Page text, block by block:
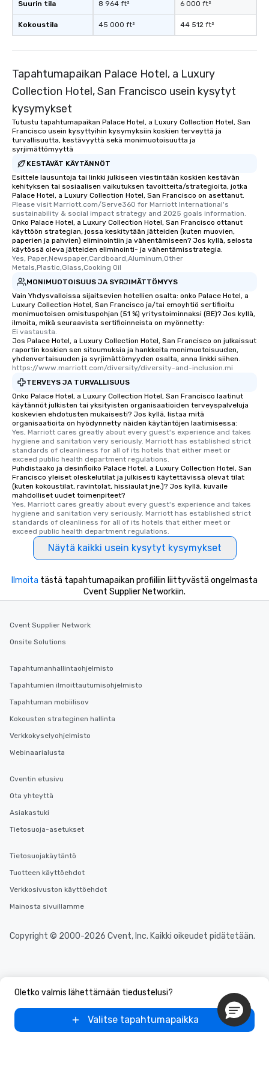
Smacking Foodie
last. It’s an
will reminisce about
leave. Location, Location, Location
convenient and
experience is
restaurants are within
members a chance to
networking
heading to the next
itinerary. You Get a Dinner and a Show
Our tours offer an
entertainment. All
fascinating stories.
interactive
along the way
Different Types of
experiences offer the
several renowned
and your guests
discovered otherwise
at a typical corporate
a way to try some of
in the city and dive
selected dishes are
high standards to
from Day to Night
group experience,
key. Whether you
business hours or
after work, we can
you to provide
You Like Along with
Suurin tila
Kokoustila
8 964 ft²
45 000 ft²
6 000 ft²
44 512 ft²
Tapahtumapaikan Palace Hotel, a Luxury
Collection Hotel, San Francisco usein kysytyt
kysymykset
Tutustu tapahtumapaikan Palace Hotel, a Luxury Collection Hotel, San
Francisco usein kysyttyihin kysymyksiin koskien terveyttä ja
turvallisuutta, kestävyyttä sekä monimuotoisuutta ja
syrjimättömyyttä
KESTÄVÄT KÄYTÄNNÖT
Esittele lausuntoja tai linkki julkiseen viestintään koskien kestävän
kehityksen tai sosiaalisen vaikutuksen tavoitteita/strategioita, jotka
Palace Hotel, a Luxury Collection Hotel, San Francisco on asettanut.
Please visit Marriott.com/Serve360 for Marriott International's
sustainability & social impact strategy and 2025 goals information.
Onko Palace Hotel, a Luxury Collection Hotel, San Francisco ottanut
käyttöön strategian, jossa keskitytään jätteiden (kuten muovien,
paperien ja pahvien) eliminointiin ja vähentämiseen? Jos kyllä, selosta
käytössä oleva jätteiden eliminointi- ja vähentämisstrategia.
Yes, Paper,Newspaper,Cardboard,Aluminum,Other
Metals,Plastic,Glass,Cooking Oil
MONIMUOTOISUUS JA SYRJIMÄTTÖMYYS
Vain Yhdysvalloissa sijaitsevien hotellien osalta: onko Palace Hotel, a
Luxury Collection Hotel, San Francisco ja/tai emoyhtiö sertifioitu
monimuotoisen omistuspohjan (51 %) yritystoiminnaksi (BE)? Jos kyllä,
ilmoita, mikä seuraavista sertifioinneista on myönnetty:
Ei vastausta.
Jos Palace Hotel, a Luxury Collection Hotel, San Francisco on julkaissut
raportin koskien sen sitoumuksia ja hankkeita monimuotoisuuden,
yhdenvertaisuuden ja syrjimättömyyden osalta, anna linkki siihen.
https://www.marriott.com/diversity/diversity-and-inclusion.mi
TERVEYS JA TURVALLISUUS
Onko Palace Hotel, a Luxury Collection Hotel, San Francisco laatinut
käytännöt julkisten tai yksityisten organisaatioiden terveyspalveluja
koskevien ehdotusten mukaisesti? Jos kyllä, listaa mitä
organisaatioita on hyödynnetty näiden käytäntöjen laatimisessa:
Yes, Marriott cares greatly about every guest's experience and takes
hygiene and sanitation very seriously. Marriott has established strict
standards of cleanliness for all of its hotels that either meet or
exceed public health department regulations.
Puhdistaako ja desinfioiko Palace Hotel, a Luxury Collection Hotel, San
Francisco yleiset oleskelutilat ja julkisesti käytettävissä olevat tilat
(kuten kokoustilat, ravintolat, hissiaulat jne.)? Jos kyllä, kuvaile
mahdolliset uudet toimenpiteet?
Yes, Marriott cares greatly about every guest's experience and takes
hygiene and sanitation very seriously. Marriott has established strict
standards of cleanliness for all of its hotels that either meet or
exceed public health department regulations.
Näytä kaikki usein kysytyt kysymykset
Oletko valmis lähettämään tiedustelusi?
Valitse tapahtumapaikka
Ilmoita tästä tapahtumapaikan profiiliin liittyvästä ongelmasta
Cvent Supplier Networkiin.
Cvent Supplier Network
Onsite Solutions
Tapahtumanhallintaohjelmisto
Tapahtumien ilmoittautumisohjelmisto
Tapahtuman mobiilisov
Kokousten strateginen hallinta
Verkkokyselyohjelmisto
Webinaarialusta
Cventin etusivu
Ota yhteyttä
Asiakastuki
Tietosuoja-asetukset
Tietosuojakäytäntö
Tuotteen käyttöehdot
Verkkosivuston käyttöehdot
Mainosta sivuillamme
Copyright © 2000-2026 Cvent, Inc. Kaikki oikeudet pidätetään.